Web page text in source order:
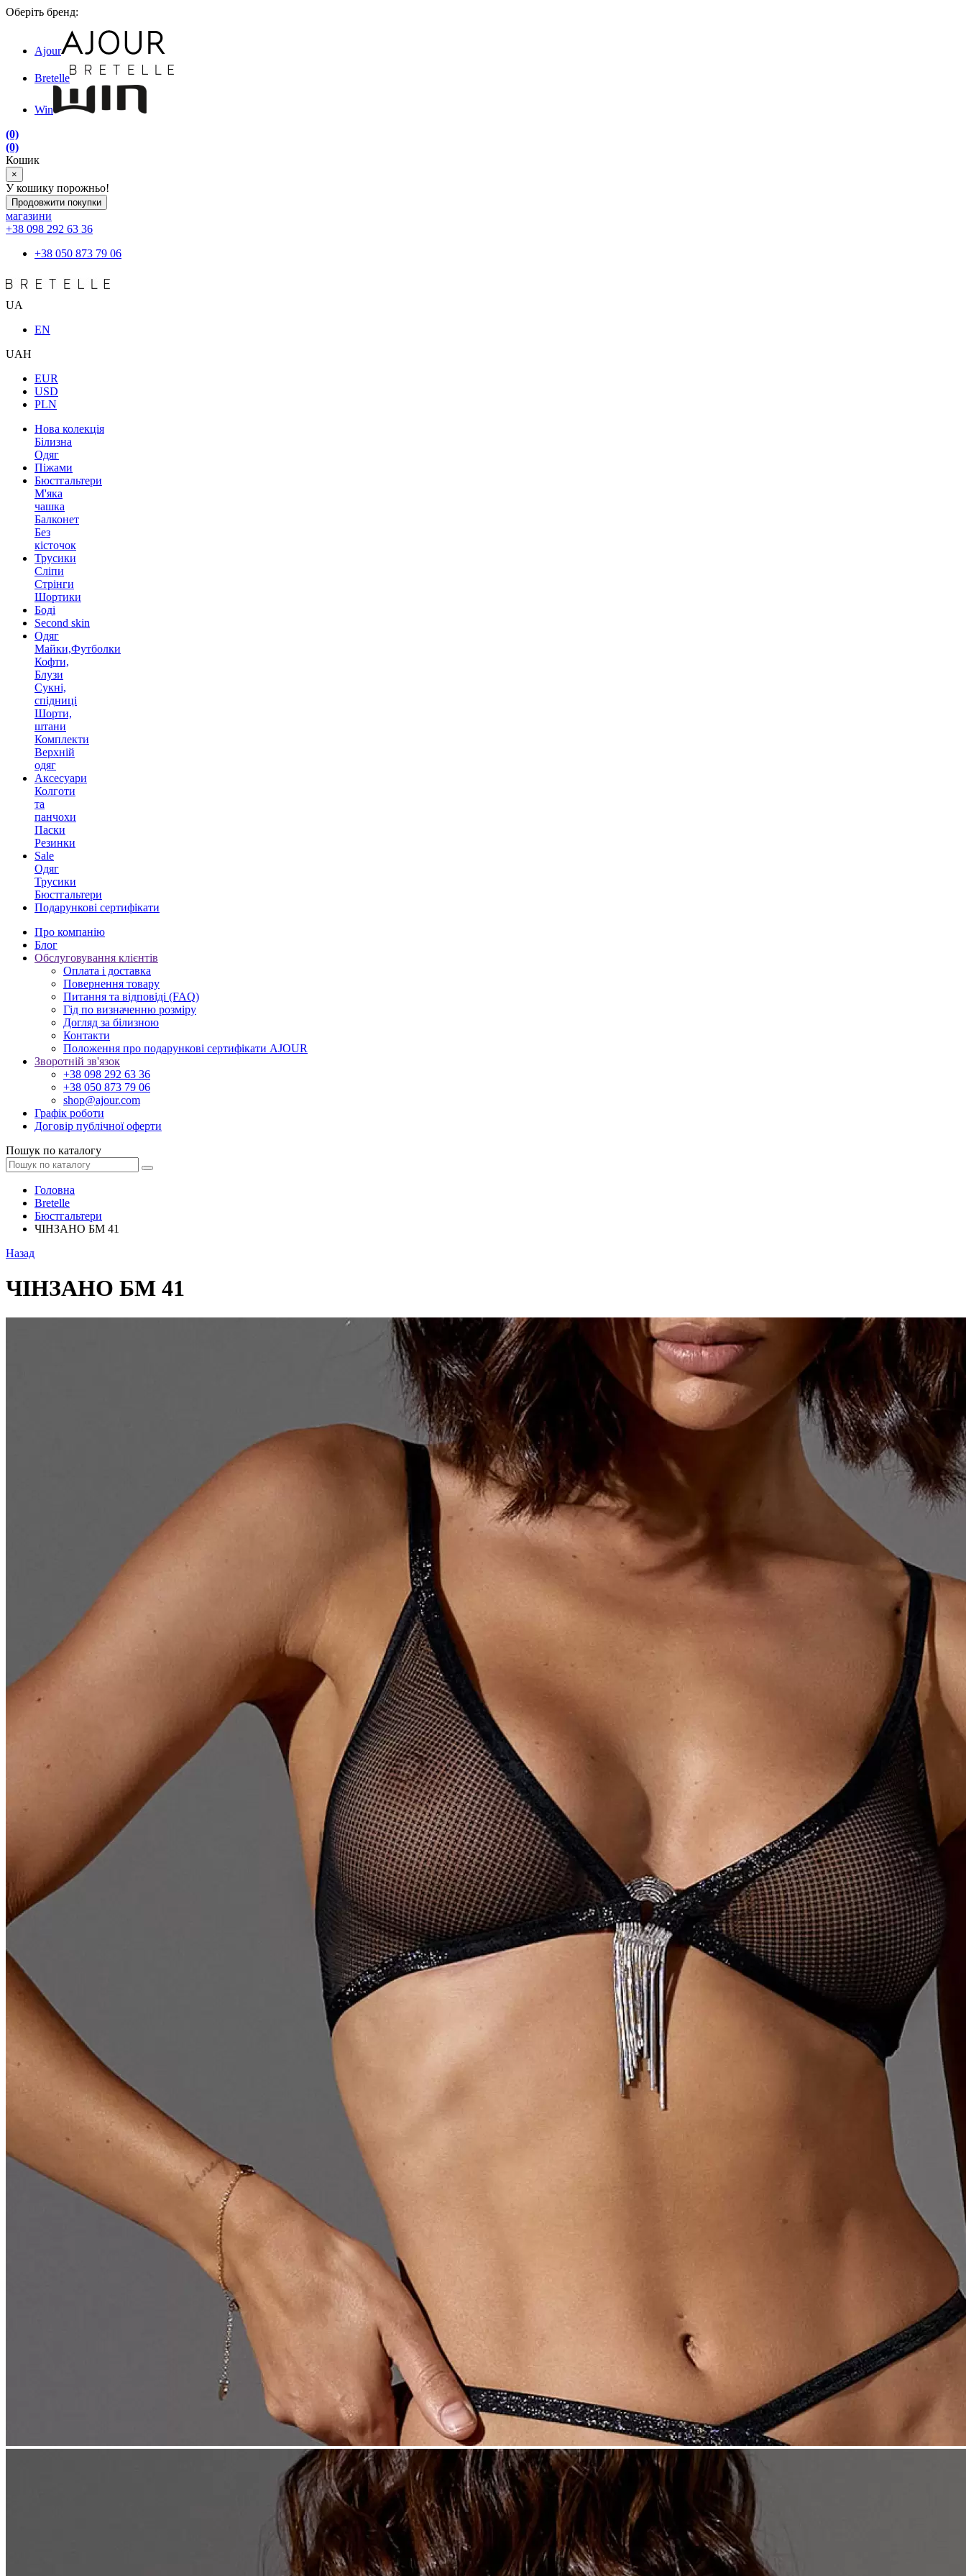
Оберіть бренд:
Ajour
Bretelle
Win
(0)
(0)
Кошик
×
У кошику порожньо!
Продовжити покупки
магазини
+38 098 292 63 36
+38 050 873 79 06
UA
EN
UAH
EUR
USD
PLN
Нова колекція
Білизна
Одяг
Піжами
Бюстгальтери
М'яка
чашка
Балконет
Без
кісточок
Трусики
Сліпи
Стрінги
Шортики
Боді
Second skin
Одяг
Майки,Футболки
Кофти,
Блузи
Сукні,
спідниці
Шорти,
штани
Комплекти
Верхній
одяг
Аксесуари
Колготи
та
панчохи
Паски
Резинки
Sale
Одяг
Трусики
Бюстгальтери
Подарункові сертифікати
Про компанію
Блог
Обслуговування клієнтів
Оплата і доставка
Повернення товару
Питання та відповіді (FAQ)
Гід по визначенню розміру
Догляд за білизною
Контакти
Положення про подарункові сертифікати AJOUR
Зворотній зв'язок
+38 098 292 63 36
+38 050 873 79 06
shop@ajour.com
Графік роботи
Договір публічної оферти
Пошук по каталогу
Головна
Bretelle
Бюстгальтери
ЧІНЗАНО БМ 41
Назад
ЧІНЗАНО БМ 41